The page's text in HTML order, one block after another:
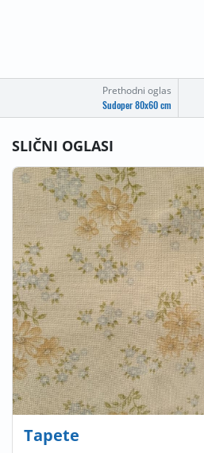
Prethodni oglas
Sudoper 80x60 cm
SLIČNI OGLASI
Tapete